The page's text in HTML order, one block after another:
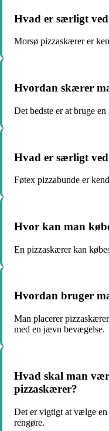
Hvad er særligt
Morsø pizzaskærer er
Hvordan skærer
Det bedste er at bruge
Hvad er særligt
Føtex pizzabunde er
Hvor kan man
En pizzaskærer kan
Hvordan bruger
Man placerer
med en jævn bevægelse.
Hvad skal man
pizzaskærer?
Det er vigtigt at vælge
rengøre.